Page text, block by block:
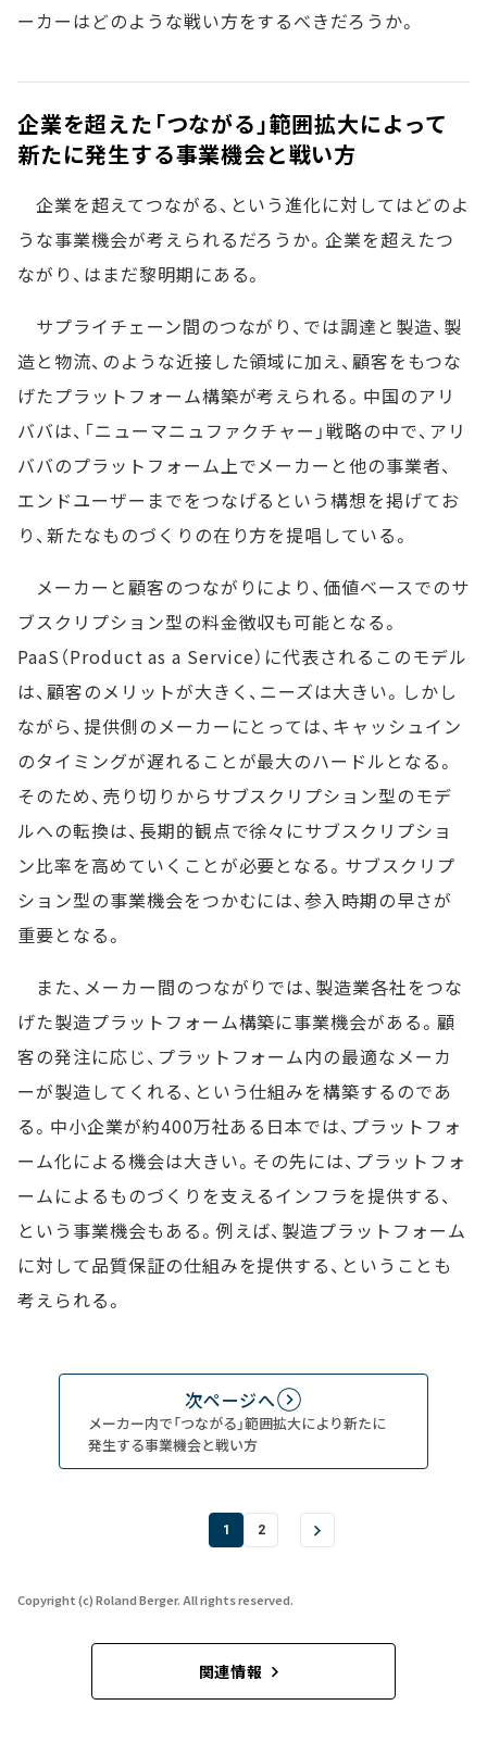
ーカーはどのような戦い方をするべきだろうか。
企業を超えた「つながる」範囲拡大によって
新たに発生する事業機会と戦い方
企業を超えてつながる、という進化に対してはどのよ
うな事業機会が考えられるだろうか。企業を超えたつ
ながり、はまだ黎明期にある。
サプライチェーン間のつながり、では調達と製造、製
造と物流、のような近接した領域に加え、顧客をもつな
げたプラットフォーム構築が考えられる。中国のアリ
ババは、「ニューマニュファクチャー」戦略の中で、アリ
ババのプラットフォーム上でメーカーと他の事業者、
エンドユーザーまでをつなげるという構想を掲げてお
り、新たなものづくりの在り方を提唱している。
メーカーと顧客のつながりにより、価値ベースでのサ
ブスクリプション型の料金徴収も可能となる。
PaaS（Product as a Service）に代表されるこのモデル
は、顧客のメリットが大きく、ニーズは大きい。しかし
ながら、提供側のメーカーにとっては、キャッシュイン
のタイミングが遅れることが最大のハードルとなる。
そのため、売り切りからサブスクリプション型のモデ
ルへの転換は、長期的観点で徐々にサブスクリプショ
ン比率を高めていくことが必要となる。サブスクリプ
ション型の事業機会をつかむには、参入時期の早さが
重要となる。
また、メーカー間のつながりでは、製造業各社をつな
げた製造プラットフォーム構築に事業機会がある。顧
客の発注に応じ、プラットフォーム内の最適なメーカ
ーが製造してくれる、という仕組みを構築するのであ
る。中小企業が約400万社ある日本では、プラットフォ
ーム化による機会は大きい。その先には、プラットフォ
ームによるものづくりを支えるインフラを提供する、
という事業機会もある。例えば、製造プラットフォーム
に対して品質保証の仕組みを提供する、ということも
考えられる。
次ページへ
メーカー内で「つながる」範囲拡大により新たに
発生する事業機会と戦い方
1 2
Copyright (c) Roland Berger. All rights reserved.
関連情報